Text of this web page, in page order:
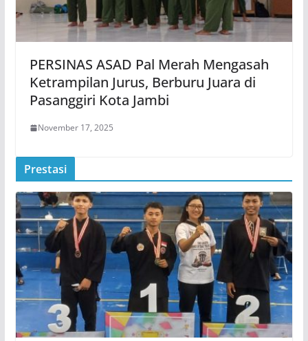
PERSINAS ASAD Pal Merah Mengasah
Ketrampilan Jurus, Berburu Juara di
Pasanggiri Kota Jambi
November 17, 2025
Prestasi